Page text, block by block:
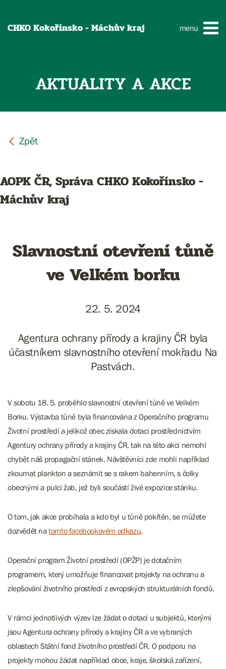
CHKO Kokořínsko - Máchův kraj menu
AKTUALITY A AKCE
AOPK ČR, Správa CHKO Kokořínsko -
Máchův kraj
Slavnostní otevření tůně
ve Velkém borku
22. 5. 2024
Agentura ochrany přírody a krajiny ČR byla
účastníkem slavnostního otevření mokřadu Na
Pastvách.
V sobotu 18. 5. proběhlo slavnostní otevření tůně ve Velkém
Borku. Výstavba tůně byla financována z Operačního programu
Životní prostředí a jelikož obeczískala dotaci prostřednictvím
Agenturyochrany přírody a krajiny ČR, tak na této akci nemohl
chybět náš propagační stánek. Návštěvníci zde mohli například
zkoumat plankton a seznámit se s rakem bahenním, s čolky
obecnými a pulci žab, jež byli součástí živé expozice stánku.
O tom, jak akce probíhala a kdo byl u tůně pokřtěn, se můžete
dozvědět natomto facebookovém odkazu.
Operační program Životní prostředí (OPŽP) je dotačním
programem, který umožňuje financovat projekty na ochranu a
zlepšování životního prostředí z evropských strukturálních fondů.
V rámci jednotlivých výzev lze žádat o dotaci u subjektů, kterými
jsou Agentura ochrany přírody a krajiny ČR a ve vybraných
oblastech Státní fond životního prostředí ČR. O podporu na
projekty mohou žádat například obce, kraje, školská zařízení,